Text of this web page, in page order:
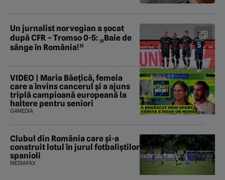
Un jurnalist norvegian a șocat
după CFR – Tromso 0-5: „Baie de
sânge în România!”
VIDEO | Maria Băețică, femeia
care a învins cancerul și a ajuns
triplă campioană europeană la
haltere pentru seniori
G4MEDIA
Clubul din România care și-a
construit lotul în jurul fotbaliștilor
spanioli
MEDIAFAX